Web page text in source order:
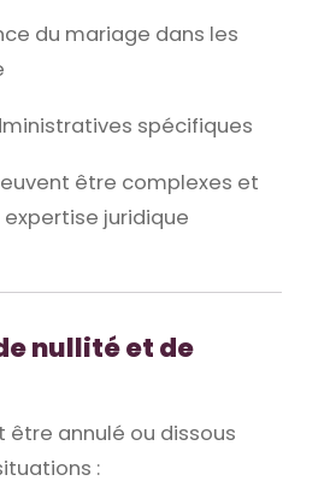
du mariage dans les
spécifiques
être complexes et
juridique
nullité et de
être annulé ou dissous
: